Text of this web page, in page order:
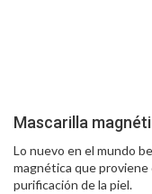
Mascarilla
Lo nuevo en el mundo
magnética que proviene
purificación de la piel.